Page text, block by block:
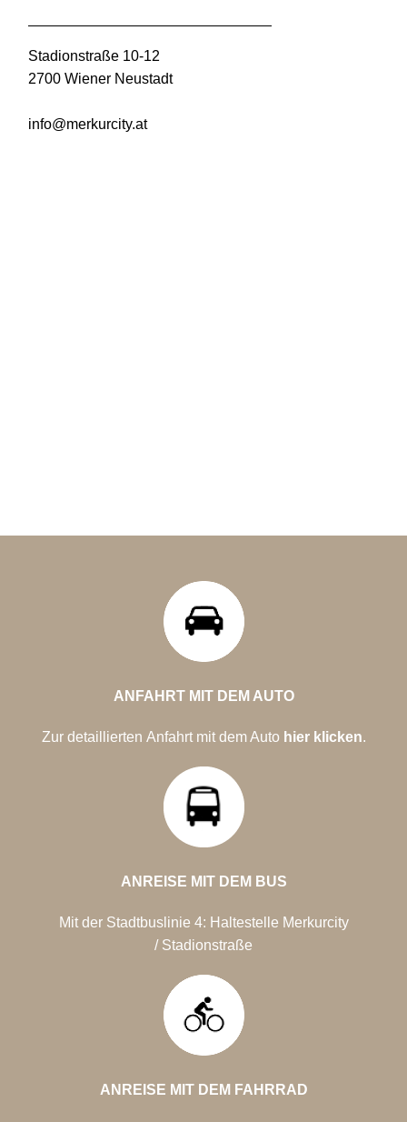
Stadionstraße 10-12
2700 Wiener Neustadt
info@merkurcity.at
ANFAHRT MIT DEM AUTO
Zur detaillierten Anfahrt mit dem Auto hier klicken.
ANREISE MIT DEM BUS
Mit der Stadtbuslinie 4: Haltestelle Merkurcity
/ Stadionstraße
ANREISE MIT DEM FAHRRAD